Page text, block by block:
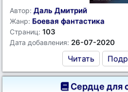
Автор: Даль Дмитрий
Жанр: Боевая фантастика
Страниц: 103
Дата добавления: 26-07-2020
Читать
Сердце для